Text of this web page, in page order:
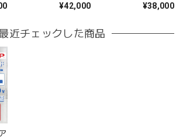
¥42,000 ¥38,000
近チェックした商品